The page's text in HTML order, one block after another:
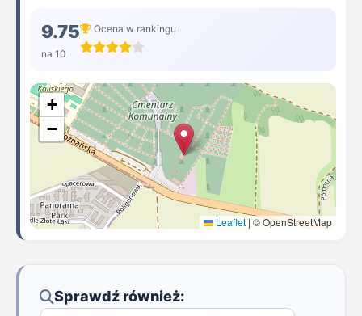
9.75
na 10
Ocena w rankingu
+
−
Leaflet | © OpenStreetMap
Sprawdź również: